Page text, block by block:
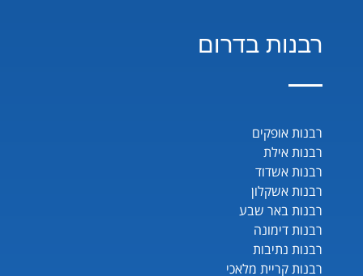
רבנות בדרום
רבנות אופקים
רבנות אילת
רבנות אשדוד
רבנות אשקלון
רבנות באר שבע
רבנות דימונה
רבנות נתיבות
רבנות קריית מלאכי